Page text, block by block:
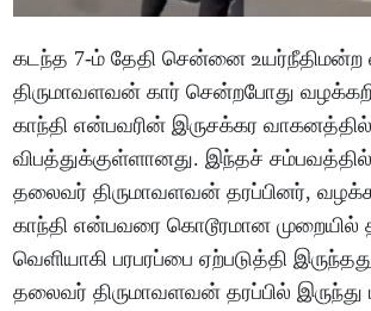
கடந்த 7-ம் தேதி சென்னை உயர்நீதிமன்ற
திருமாவளவன் கார் சென்றபோது
காந்தி என்பவரின் இருசக்கர
விபத்துக்குள்ளானது. இந்தச் சம்பவத்தில்
தலைவர் திருமாவளவன் தரப்பினர்,
காந்தி என்பவரை கொடூரமான முறையில்
வெளியாகி பரபரப்பை ஏற்படுத்தி
தலைவர் திருமாவளவன் தரப்பில்